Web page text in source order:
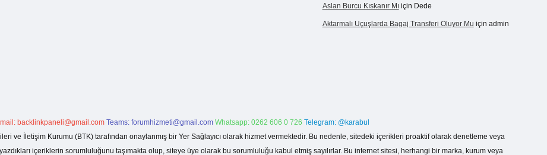
Aslan Burcu Kıskanır Mıiçin Dede
Aktarmalı Uçuşlarda Bagaj Transferi Oluyor Mu için admin
backlinkpaneli@gmail.com Teams: forumhizmeti@gmail.com Whatsapp: 0262 606 0 726 Telegram: @karabul
ve İletişim Kurumu (BTK) tarafından onaylanmış bir Yer Sağlayıcı olarak hizmet vermektedir. Bu nedenle, sitedeki içerikleri proaktif olarak denetleme veya
içeriklerin sorumluluğunu taşımakta olup, siteye üye olarak bu sorumluluğu kabul etmiş sayılırlar. Bu internet sitesi, herhangi bir marka, kurum veya